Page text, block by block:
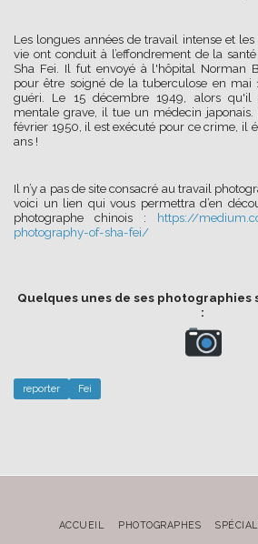
Les longues années de travail intense et
vie ont conduit à l’effondrement de la
Sha Fei. Il fut envoyé à l'hôpital Norman
pour être soigné de la tuberculose en mai
guéri. Le 15 décembre 1949, alors qu'il
mentale grave, il tue un médecin
février 1950, il est exécuté pour ce crime, il
ans !
Il n’y a pas de site consacré au travail
voici un lien qui vous permettra d’en
photographe chinois : https://
photography-of-sha-fei/
Quelques unes de ses
:
reporter Fei
ACCUEIL PHOTOGRAPHES